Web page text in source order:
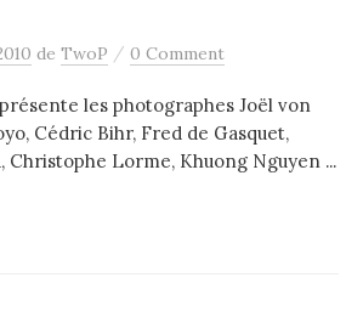
de TwoP / 0 Comment
les photographes Joël von
Cédric Bihr, Fred de Gasquet,
Christophe Lorme, Khuong Nguyen ...